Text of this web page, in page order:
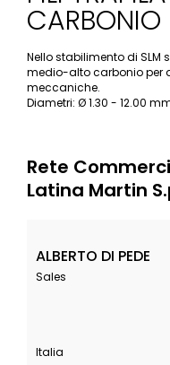
CARBONIO
Nello stabilimento di SLM
medio-alto carbonio per
meccaniche.
Diametri: Ø 1.30 - 12.00
Rete
Latina Martin
ALBERTO DI PEDE
Sales
Italia